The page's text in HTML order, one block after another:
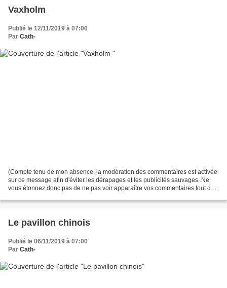
Vaxholm
Publié le 12/11/2019 à 07:00
Par Cath-
(Compte tenu de mon absence, la modération des commentaires est activée
sur ce message afin d'éviter les dérapages et les publicités sauvages. Ne
vous étonnez donc pas de ne pas voir apparaître vos commentaires tout de
Le pavillon chinois
Publié le 06/11/2019 à 07:00
Par Cath-